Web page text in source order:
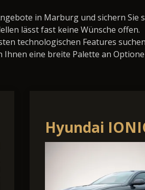
in Marburg und sichern Sie
lässt fast keine Wünsche offen.
technologischen Features
eine breite Palette an
Hyundai
77,4 kWh